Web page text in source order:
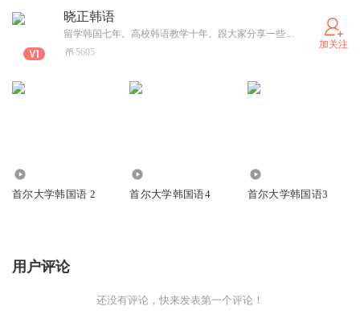
晓正韩语
留学韩国七年。高校韩语教学十年。跟大家分享一些学习韩语的心得体会。
5605
加关注
首尔大学韩国语 2 首尔大学韩国语4 首尔大学韩国语3
用户评论
还没有评论，快来发表第一个评论！